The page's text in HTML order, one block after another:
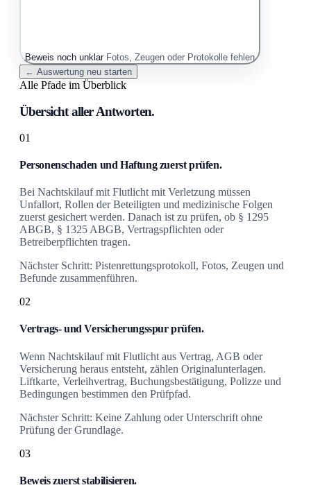
Beweis noch unklar Fotos, Zeugen oder Protokolle fehlen
← Auswertung neu starten
Alle Pfade im Überblick
Übersicht aller Antworten.
01
Personenschaden und Haftung zuerst prüfen.
Bei Nachtskilauf mit Flutlicht mit Verletzung müssen
Unfallort, Rollen der Beteiligten und medizinische Folgen
zuerst gesichert werden. Danach ist zu prüfen, ob § 1295
ABGB, § 1325 ABGB, Vertragspflichten oder
Betreiberpflichten tragen.
Nächster Schritt: Pistenrettungsprotokoll, Fotos, Zeugen und
Befunde zusammenführen.
02
Vertrags- und Versicherungsspur prüfen.
Wenn Nachtskilauf mit Flutlicht aus Vertrag, AGB oder
Versicherung heraus entsteht, zählen Originalunterlagen.
Liftkarte, Verleihvertrag, Buchungsbestätigung, Polizze und
Bedingungen bestimmen den Prüfpfad.
Nächster Schritt: Keine Zahlung oder Unterschrift ohne
Prüfung der Grundlage.
03
Beweis zuerst stabilisieren.